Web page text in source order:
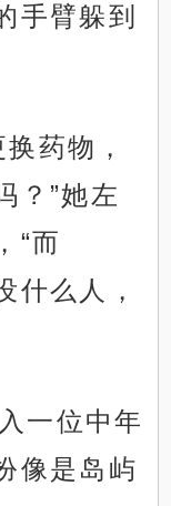
手臂躲到
药物，
？”她左
“而
么人，
一位中年
像是岛屿